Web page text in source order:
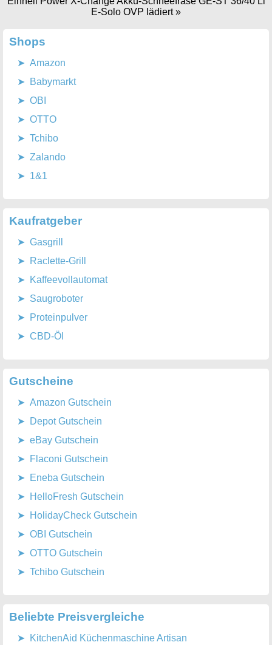
E-Solo OVP lädiert»
Shops
Amazon
Babymarkt
OBI
OTTO
Tchibo
Zalando
1&1
Kaufratgeber
Gasgrill
Raclette-Grill
Kaffeevollautomat
Saugroboter
Proteinpulver
CBD-Öl
Gutscheine
Amazon Gutschein
Depot Gutschein
eBay Gutschein
Flaconi Gutschein
Eneba Gutschein
HelloFresh Gutschein
HolidayCheck Gutschein
OBI Gutschein
OTTO Gutschein
Tchibo Gutschein
Beliebte Preisvergleiche
KitchenAid Küchenmaschine Artisan